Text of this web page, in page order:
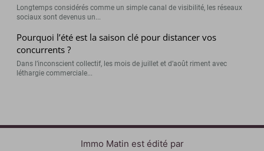
Longtemps considérés comme un simple canal de visibilité, les réseaux
sociaux sont devenus un...
Pourquoi l’été est la saison clé pour distancer vos
concurrents ?
Dans l’inconscient collectif, les mois de juillet et d’août riment avec
léthargie commerciale...
Immo Matin est édité par